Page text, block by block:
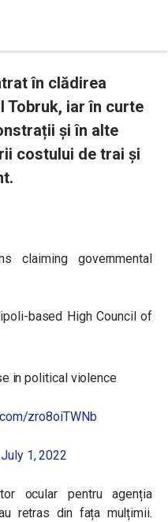
în clădirea
Tobruk, iar în curte
și în alte
costului de trai și
claiming governmental
based High Council of
in political violence
zro8oiTWNb
July 1, 2022
ocular pentru agenția
retras din fața mulțimii.